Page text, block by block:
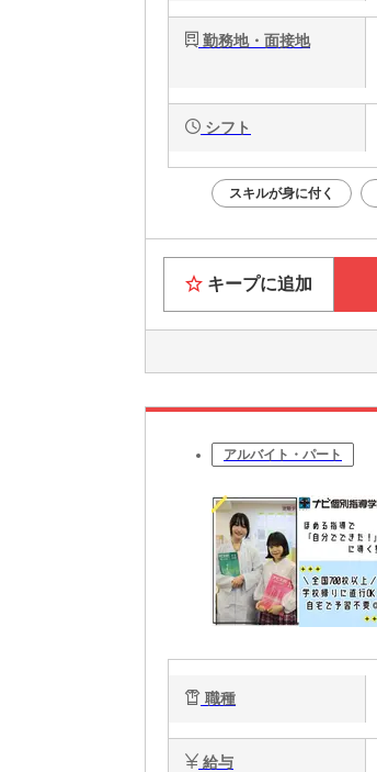
勤務地・面接地
シフト
スキルが身に付く
キープに追加
アルバイト・パート
職種
給与